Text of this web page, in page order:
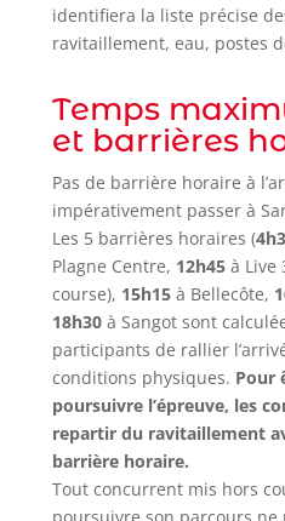
identifiera la liste précise
ravitaillement, eau, postes
Temps
et barrières
Pas de barrière horaire à
impérativement passer à
Les 5 barrières horaires (
Plagne Centre, 12h45à Live
course), 15h15à Bellecôte,
18h30à Sangot sont
participants de rallier
conditions physiques. Pour
poursuivre l’épreuve, les
repartir du ravitaillement
barrière horaire.
Tout concurrent mis hors
poursuivre son parcours ne